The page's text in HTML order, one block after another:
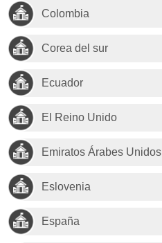
Colombia
Corea del sur
Ecuador
El Reino Unido
Emiratos Árabes Unidos
Eslovenia
España